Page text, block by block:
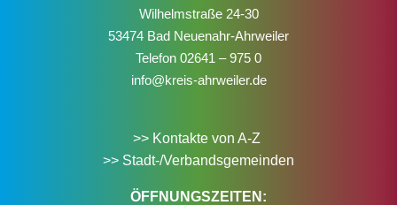
Wilhelmstraße 24-30
53474 Bad Neuenahr-Ahrweiler
Telefon 02641 – 975 0
info@kreis-ahrweiler.de
>> Kontakte von A-Z
>> Stadt-/Verbandsgemeinden
ÖFFNUNGSZEITEN: